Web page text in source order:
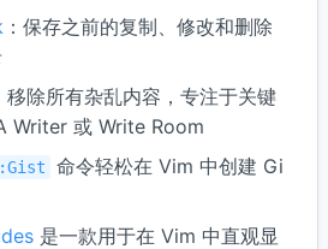
：保存之前的复制、修改和删除
移除所有杂乱内容，专注于关键
Writer 或 Write Room
:Gist
命令轻松在 Vim 中创建 Gi
是一款用于在 Vim 中直观显